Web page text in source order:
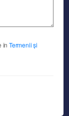
înTermenii și